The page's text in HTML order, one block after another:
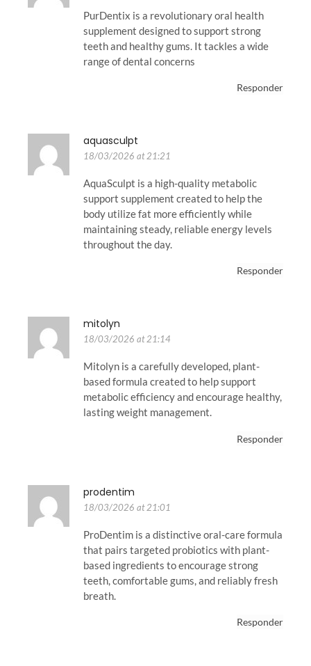
PurDentix is a revolutionary oral health
supplement designed to support strong
teeth and healthy gums. It tackles a wide
range of dental concerns
Responder
aquasculpt
18/03/2026 at 21:21
AquaSculpt is a high-quality metabolic
support supplement created to help the
body utilize fat more efficiently while
maintaining steady, reliable energy levels
throughout the day.
Responder
mitolyn
18/03/2026 at 21:14
Mitolyn is a carefully developed, plant-
based formula created to help support
metabolic efficiency and encourage healthy,
lasting weight management.
Responder
prodentim
18/03/2026 at 21:01
ProDentim is a distinctive oral-care formula
that pairs targeted probiotics with plant-
based ingredients to encourage strong
teeth, comfortable gums, and reliably fresh
breath.
Responder